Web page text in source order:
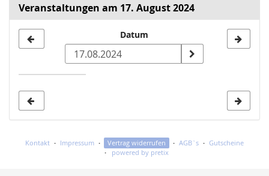
Veranstaltungen am 17. August 2024
zur
Anzeige
Datum
Kontakt Impressum Vertrag widerrufen AGB`s
Gutscheine
powered by pretix